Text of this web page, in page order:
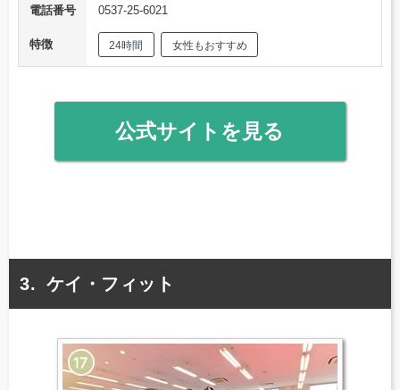
電話番号
0537-25-6021
特徴 24時間 女性もおすすめ
公式サイトを見る
ケイ・フィット